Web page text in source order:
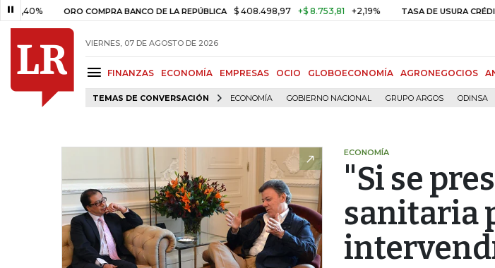
ORO COMPRA BANCO DE LA REPÚBLICA $ 408.498,97 +$ 8.753,81 +2,19% TASA DE USURA CRÉDITO
VIERNES, 07 DE AGOSTO DE 2026
FINANZAS ECONOMÍA EMPRESAS OCIO GLOBOECONOMÍA AGRONEGOCIOS
TEMAS DE CONVERSACIÓN ECONOMÍA GOBIERNO NACIONAL GRUPO ARGOS ODINSA
ECONOMÍA
"Si se
sanitaria